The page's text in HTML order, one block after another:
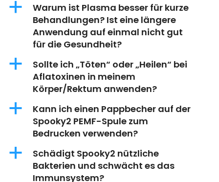
a
Warum ist Plasma besser für kurze
Behandlungen? Ist eine längere
Anwendung auf einmal nicht gut
für die Gesundheit?
a
Sollte ich „Töten“ oder „Heilen“ bei
Aflatoxinen in meinem
Körper/Rektum anwenden?
a
Kann ich einen Pappbecher auf der
Spooky2 PEMF-Spule zum
Bedrucken verwenden?
a
Schädigt Spooky2 nützliche
Bakterien und schwächt es das
Immunsystem?